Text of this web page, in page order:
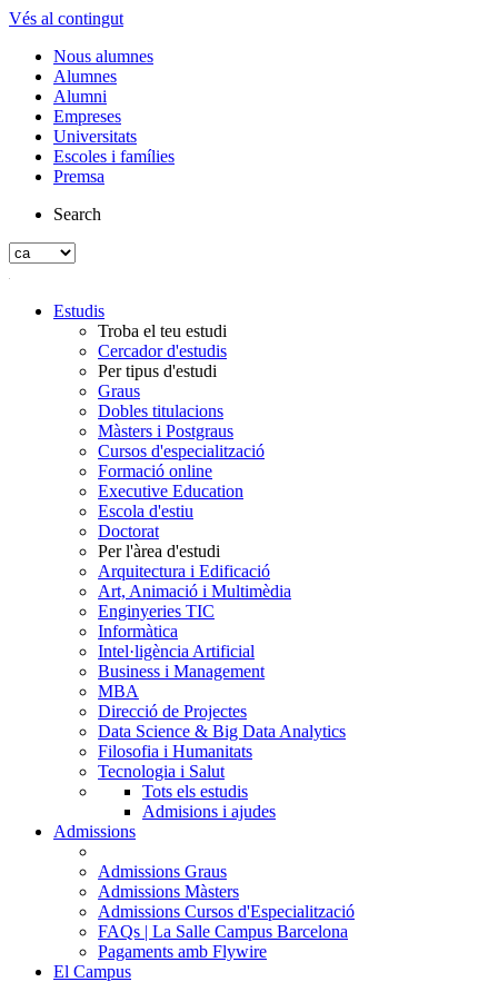
Vés al contingut
Nous alumnes
Alumnes
Alumni
Empreses
Universitats
Escoles i famílies
Premsa
Search
Estudis
Troba el teu estudi
Cercador d'estudis
Per tipus d'estudi
Graus
Dobles titulacions
Màsters i Postgraus
Cursos d'especialització
Formació online
Executive Education
Escola d'estiu
Doctorat
Per l'àrea d'estudi
Arquitectura i Edificació
Art, Animació i Multimèdia
Enginyeries TIC
Informàtica
Intel·ligència Artificial
Business i Management
MBA
Direcció de Projectes
Data Science & Big Data Analytics
Filosofia i Humanitats
Tecnologia i Salut
Tots els estudis
Admisions i ajudes
Admissions
Admissions Graus
Admissions Màsters
Admissions Cursos d'Especialització
FAQs | La Salle Campus Barcelona
Pagaments amb Flywire
El Campus